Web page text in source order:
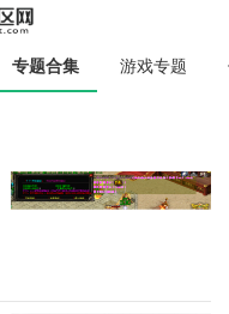
专题合集 游戏专题